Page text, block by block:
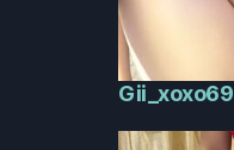
Gii_xoxo69